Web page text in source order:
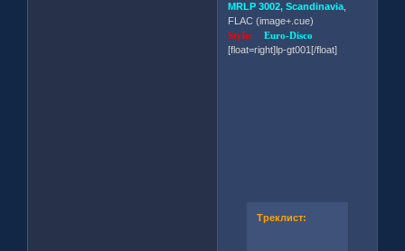
MRLP 3002, Scandinavia,
FLAC (image+.cue)
Style:Euro-Disco
[float=right]lp-gt001[/float]
Треклист: